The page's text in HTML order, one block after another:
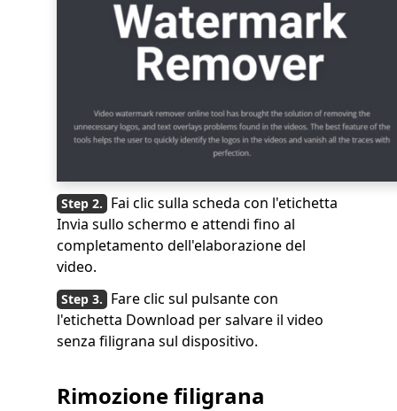
Fai clic sulla scheda con l'etichetta
Invia sullo schermo e attendi fino al
completamento dell'elaborazione del
video.
Fare clic sul pulsante con
l'etichetta Download per salvare il video
senza filigrana sul dispositivo.
Rimozione filigrana